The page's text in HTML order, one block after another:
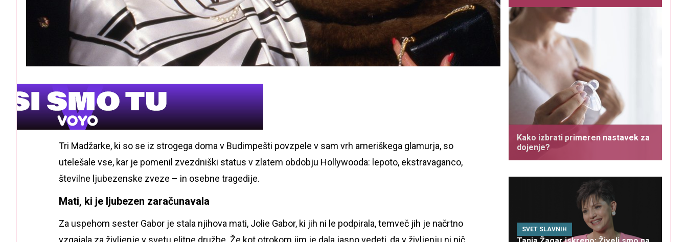
Tri Madžarke, ki so se iz strogega doma v Budimpešti povzpele v sam vrh ameriškega glamurja, so
utelešale vse, kar je pomenil zvezdniški status v zlatem obdobju Hollywooda: lepoto, ekstravaganco,
številne ljubezenske zveze – in osebne tragedije.
Mati, ki je ljubezen zaračunavala
Za uspehom sester Gabor je stala njihova mati, Jolie Gabor, ki jih ni le podpirala, temveč jih je načrtno
vzgajala za življenje v svetu elitne družbe. Že kot otrokom jim je dala jasno vedeti, da v življenju ni nič
Kako izbrati primeren nastavek za
dojenje?
SVET SLAVNIH